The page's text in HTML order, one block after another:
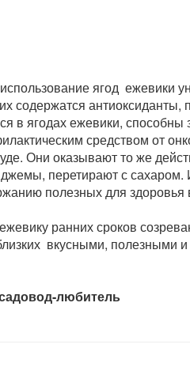
ягод ежевики
содержатся
в ягодах ежевики, способны
средством от
Они оказывают то же
перетирают с
полезных для
ранних сроков
вкусными, полезными
любитель